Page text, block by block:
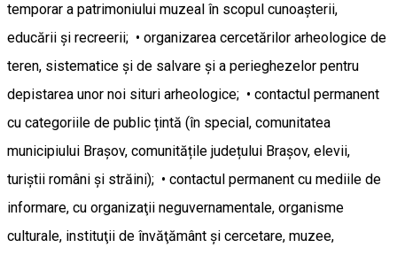
temporar a patrimoniului muzeal în scopul cunoaşterii,
educării şi recreerii; • organizarea cercetărilor arheologice de
teren, sistematice şi de salvare şi a perieghezelor pentru
depistarea unor noi situri arheologice; • contactul permanent
cu categoriile de public țintă (în special, comunitatea
municipiului Brașov, comunitățile județului Brașov, elevii,
turiștii români și străini); • contactul permanent cu mediile de
informare, cu organizaţii neguvernamentale, organisme
culturale, instituţii de învăţământ şi cercetare, muzee,